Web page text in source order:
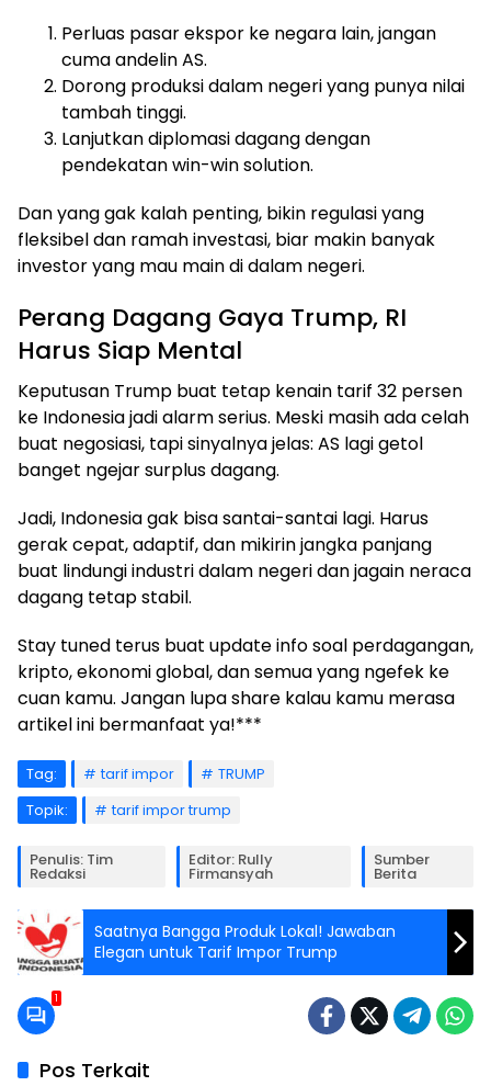
Perluas pasar ekspor ke negara lain, jangan
cuma andelin AS.
Dorong produksi dalam negeri yang punya nilai
tambah tinggi.
Lanjutkan diplomasi dagang dengan
pendekatan win-win solution.
Dan yang gak kalah penting, bikin regulasi yang
fleksibel dan ramah investasi, biar makin banyak
investor yang mau main di dalam negeri.
Perang Dagang Gaya Trump, RI
Harus Siap Mental
Keputusan Trump buat tetap kenain tarif 32 persen
ke Indonesia jadi alarm serius. Meski masih ada celah
buat negosiasi, tapi sinyalnya jelas: AS lagi getol
banget ngejar surplus dagang.
Jadi, Indonesia gak bisa santai-santai lagi. Harus
gerak cepat, adaptif, dan mikirin jangka panjang
buat lindungi industri dalam negeri dan jagain neraca
dagang tetap stabil.
Stay tuned terus buat update info soal perdagangan,
kripto, ekonomi global, dan semua yang ngefek ke
cuan kamu. Jangan lupa share kalau kamu merasa
artikel ini bermanfaat ya!***
Tag: tarif impor
TRUMP
Topik:
tarif impor trump
Penulis: Tim
Redaksi
Editor: Rully
Firmansyah
Sumber
Berita
Saatnya Bangga Produk Lokal! Jawaban
Elegan untuk Tarif Impor Trump
1
Pos Terkait